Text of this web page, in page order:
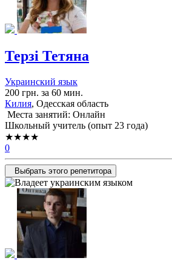
Терзі Тетяна
Украинский язык
200 грн. за 60 мин.
Килия, Одесская область
Места занятий: Онлайн
Школьный учитель (опыт 23 года)
★★★★
0
Выбрать этого репетитора